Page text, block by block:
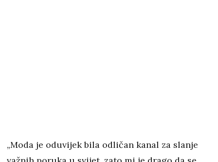
„Moda je oduvijek bila odličan kanal za slanje